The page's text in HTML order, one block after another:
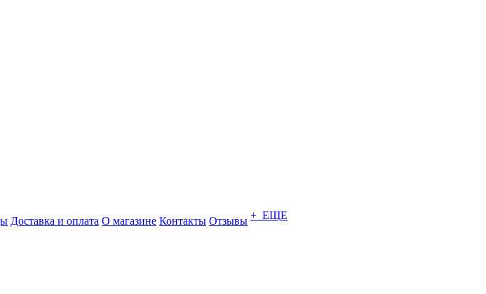
Доставка и оплата О магазине Контакты Отзывы + ЕЩЕ